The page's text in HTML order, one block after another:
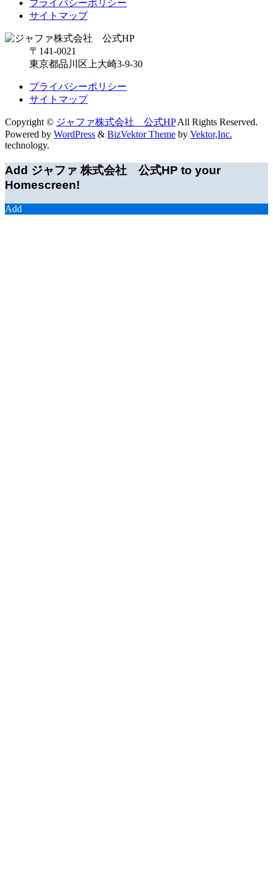
プライバシーポリシー
サイトマップ
〒141-0021
東京都品川区上大崎3-9-30
プライバシーポリシー
サイトマップ
Copyright © ジャファ株式会社 公式HPAll Rights Reserved.
Powered by WordPress & BizVektor Theme by Vektor,Inc.
technology.
Add ジャファ 株式会社 公式HP to your
Homescreen!
Add